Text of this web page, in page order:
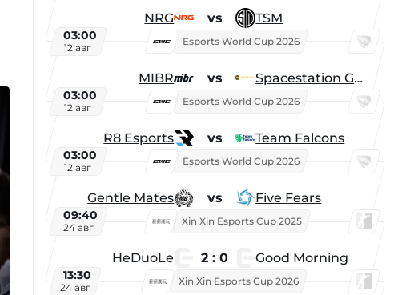
NRG vs TSM
03:00
12 авг
Esports World Cup 2026
MIBR vs Spacestation Gaming
03:00
12 авг
Esports World Cup 2026
R8 Esports vs Team Falcons
03:00
12 авг
Esports World Cup 2026
Gentle Mates vs Five Fears
09:40
24 авг
Xin Xin Esports Cup 2025
HeDuoLe 2 : 0 Good Morning
13:30
24 авг
Xin Xin Esports Cup 2026